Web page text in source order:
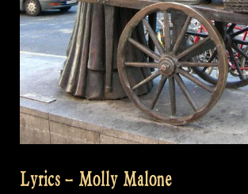
Lyrics – Molly Malone